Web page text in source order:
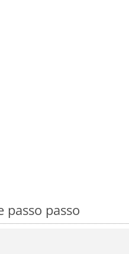
passo passo